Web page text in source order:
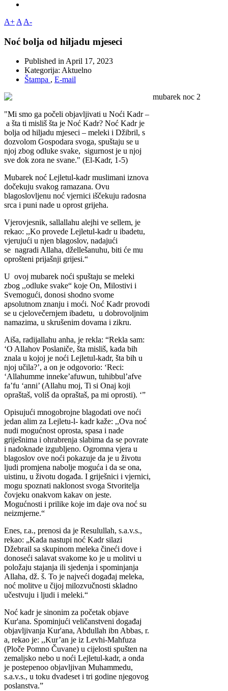
A+ A A-
Noć bolja od hiljadu mjeseci
Published in April 17, 2023
Kategorija: Aktuelno
Štampa , E-mail
"Mi smo ga počeli objavljivati u Noći Kadr –
a šta ti misliš šta je Noć Kadr? Noć Kadr je
bolja od hiljadu mjeseci – meleki i Džibril, s
dozvolom Gospodara svoga, spuštaju se u
njoj zbog odluke svake, sigurnost je u njoj
sve dok zora ne svane." (El-Kadr, 1-5)
Mubarek noć Lejletul-kadr muslimani iznova
dočekuju svakog ramazana. Ovu
blagoslovljenu noć vjernici iščekuju radosna
srca i puni nade u oprost grijeha.
Vjerovjesnik, sallallahu alejhi ve sellem, je
rekao: ,,Ko provede Lejletul-kadr u ibadetu,
vjerujući u njen blagoslov, nadajući
se nagradi Allaha, džellešanuhu, biti će mu
oprošteni prijašnji grijesi.“
U ovoj mubarek noći spuštaju se meleki
zbog ,,odluke svake“ koje On, Milostivi i
Svemogući, donosi shodno svome
apsolutnom znanju i moći. Noć Kadr provodi
se u cjelovečernjem ibadetu, u dobrovoljnim
namazima, u skrušenim dovama i zikru.
Aiša, radijallahu anha, je rekla: “Rekla sam:
‘O Allahov Poslaniče, šta misliš, kada bih
znala u kojoj je noći Lejletul-kadr, šta bih u
njoj učila?’, a on je odgovorio: ‘Reci:
‘Allahumme inneke’afuwun, tuhibbul’afve
fa’fu ‘anni’ (Allahu moj, Ti si Onaj koji
opraštaš, voliš da opraštaš, pa mi oprosti). ‘”
Opisujući mnogobrojne blagodati ove noći
jedan alim za Lejletu-l- kadr kaže: ,,Ova noć
nudi mogućnost oprosta, spasa i nade
griješnima i ohrabrenja slabima da se povrate
i nadoknade izgubljeno. Ogromna vjera u
blagoslov ove noći pokazuje da je u životu
ljudi promjena nabolje moguća i da se ona,
uistinu, u životu događa. I griješnici i vjernici,
mogu spoznati naklonost svoga Stvoritelja
čovjeku onakvom kakav on jeste.
Mogućnosti i prilike koje im daje ova noć su
neizmjerne.“
Enes, r.a., prenosi da je Resulullah, s.a.v.s.,
rekao: „Kada nastupi noć Kadr silazi
Džebrail sa skupinom meleka čineći dove i
donoseći salavat svakome ko je u molitvi u
položaju stajanja ili sjedenja i spominjanja
Allaha, dž. š. To je najveći događaj meleka,
noć molitve u čijoj milozvučnosti skladno
učestvuju i ljudi i meleki.“
Noć kadr je sinonim za početak objave
Kur'ana. Spominjući veličanstveni događaj
objavljivanja Kur'ana, Abdullah ibn Abbas, r.
a, rekao je: ,,Kur’an je iz Levhi-Mahfuza
(Ploče Pomno Čuvane) u cijelosti spušten na
zemaljsko nebo u noći Lejletul-kadr, a onda
je postepenoo objavljivan Muhammedu,
s.a.v.s., u toku dvadeset i tri godine njegovog
poslanstva.”